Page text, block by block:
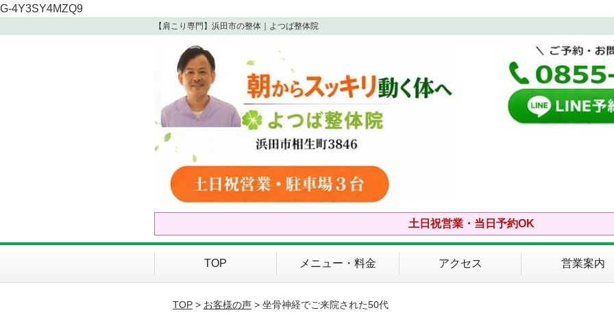
G-4Y3SY4MZQ9
【肩こり専門】浜田市の整体｜よつば整体院
土日祝営業・当日予約OK
TOP メニュー・料金 アクセス 営業案内
TOP> お客様の声> 坐骨神経でご来院された50代